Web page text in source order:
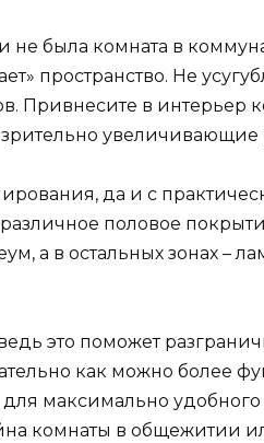
была комната в
пространство. Не
Привнесите в интерьер
зрительно
да и с
половое
а в остальных зонах –
это поможет
как можно более
максимально
комнаты в общежитии